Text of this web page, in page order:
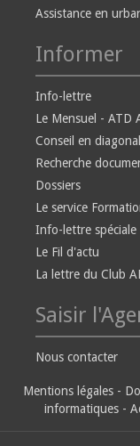
Assistance en
Informer
Info-lettre
Le Mensuel - ATD
Conseil en
Recherche
Dossiers
Le service
Info-lettre spéciale
Le Fil d'actu
La lettre du Club
Saisir
Nous contacter
Mentions légales -
informatiques -